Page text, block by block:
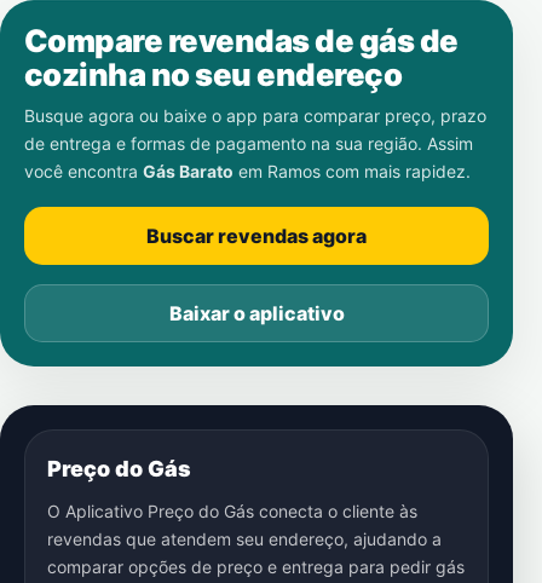
Compare revendas de gás de
cozinha no seu endereço
Busque agora ou baixe o app para comparar preço, prazo
de entrega e formas de pagamento na sua região. Assim
você encontra Gás Barato em Ramos com mais rapidez.
Buscar revendas agora
Baixar o aplicativo
Preço do Gás
O Aplicativo Preço do Gás conecta o cliente às
revendas que atendem seu endereço, ajudando a
comparar opções de preço e entrega para pedir gás